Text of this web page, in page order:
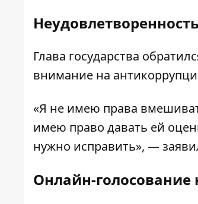
Глава государства
внимание на
«Я не имею права
имею право давать ей
нужно исправить», —
Онлайн-голосование